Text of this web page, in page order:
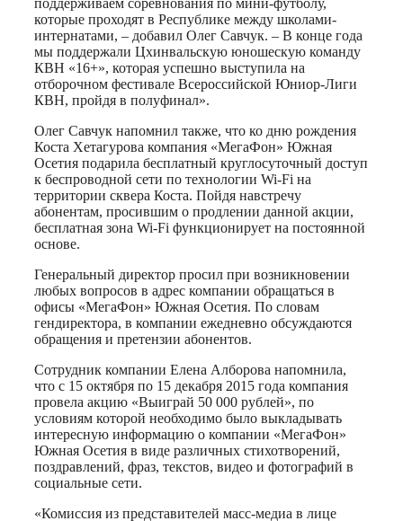
которые проходят в Республике между школами-
интернатами, – добавил Олег Савчук. – В конце года
мы поддержали Цхинвальскую юношескую команду
КВН «16+», которая успешно выступила на
отборочном фестивале Всероссийской Юниор-Лиги
КВН, пройдя в полуфинал».
Олег Савчук напомнил также, что ко дню рождения
Коста Хетагурова компания «МегаФон» Южная
Осетия подарила бесплатный круглосуточный доступ
к беспроводной сети по технологии Wi-Fi на
территории сквера Коста. Пойдя навстречу
абонентам, просившим о продлении данной акции,
бесплатная зона Wi-Fi функционирует на постоянной
основе.
Генеральный директор просил при возникновении
любых вопросов в адрес компании обращаться в
офисы «МегаФон» Южная Осетия. По словам
гендиректора, в компании ежедневно обсуждаются
обращения и претензии абонентов.
Сотрудник компании Елена Алборова напомнила,
что с 15 октября по 15 декабря 2015 года компания
провела акцию «Выиграй 50 000 рублей», по
условиям которой необходимо было выкладывать
интересную информацию о компании «МегаФон»
Южная Осетия в виде различных стихотворений,
поздравлений, фраз, текстов, видео и фотографий в
социальные сети.
«Комиссия из представителей масс-медиа в лице